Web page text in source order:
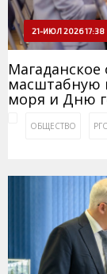
21-ИЮЛ 2026 17:38
Магаданское
масштабную
моря и Дню
ОБЩЕСТВО